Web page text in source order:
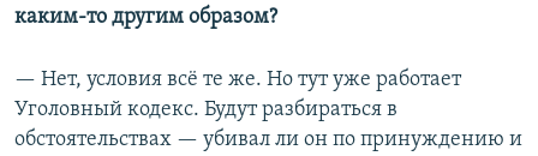
каким-то другим образом?
— Нет, условия всё те же. Но тут уже работает
Уголовный кодекс. Будут разбираться в
обстоятельствах — убивал ли он по принуждению и